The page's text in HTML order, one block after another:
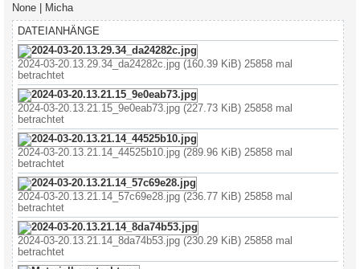
None | Micha
DATEIANHÄNGE
2024-03-20.13.29.34_da24282c.jpg (160.39 KiB) 25858 mal
betrachtet
2024-03-20.13.21.15_9e0eab73.jpg (227.73 KiB) 25858 mal
betrachtet
2024-03-20.13.21.14_44525b10.jpg (289.96 KiB) 25858 mal
betrachtet
2024-03-20.13.21.14_57c69e28.jpg (236.77 KiB) 25858 mal
betrachtet
2024-03-20.13.21.14_8da74b53.jpg (230.29 KiB) 25858 mal
betrachtet